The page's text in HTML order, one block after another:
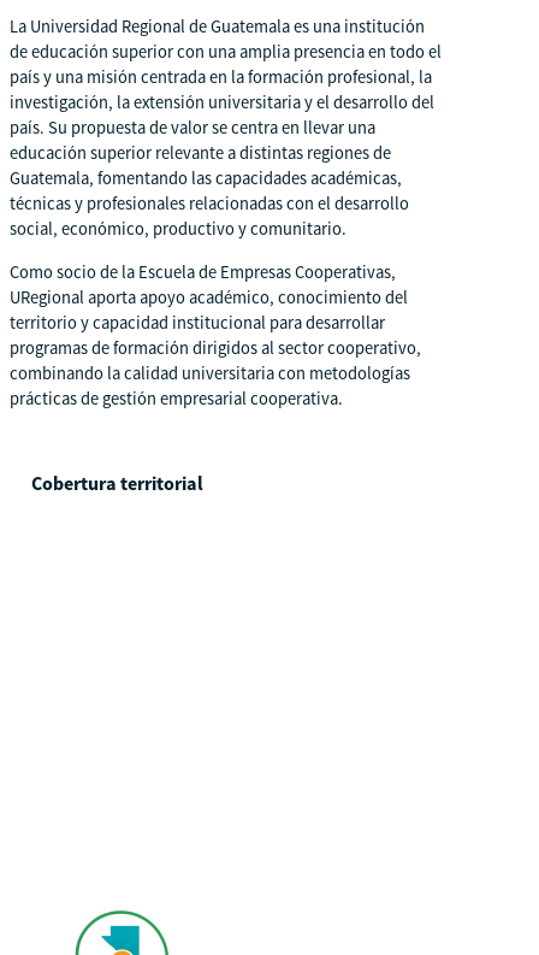
La Universidad Regional de Guatemala es una institución
de educación superior con una amplia presencia en todo el
país y una misión centrada en la formación profesional, la
investigación, la extensión universitaria y el desarrollo del
país. Su propuesta de valor se centra en llevar una
educación superior relevante a distintas regiones de
Guatemala, fomentando las capacidades académicas,
técnicas y profesionales relacionadas con el desarrollo
social, económico, productivo y comunitario.
Como socio de la Escuela de Empresas Cooperativas,
URegional aporta apoyo académico, conocimiento del
territorio y capacidad institucional para desarrollar
programas de formación dirigidos al sector cooperativo,
combinando la calidad universitaria con metodologías
prácticas de gestión empresarial cooperativa.
Cobertura territorial